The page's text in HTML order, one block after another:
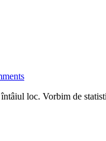
loc. Vorbim de